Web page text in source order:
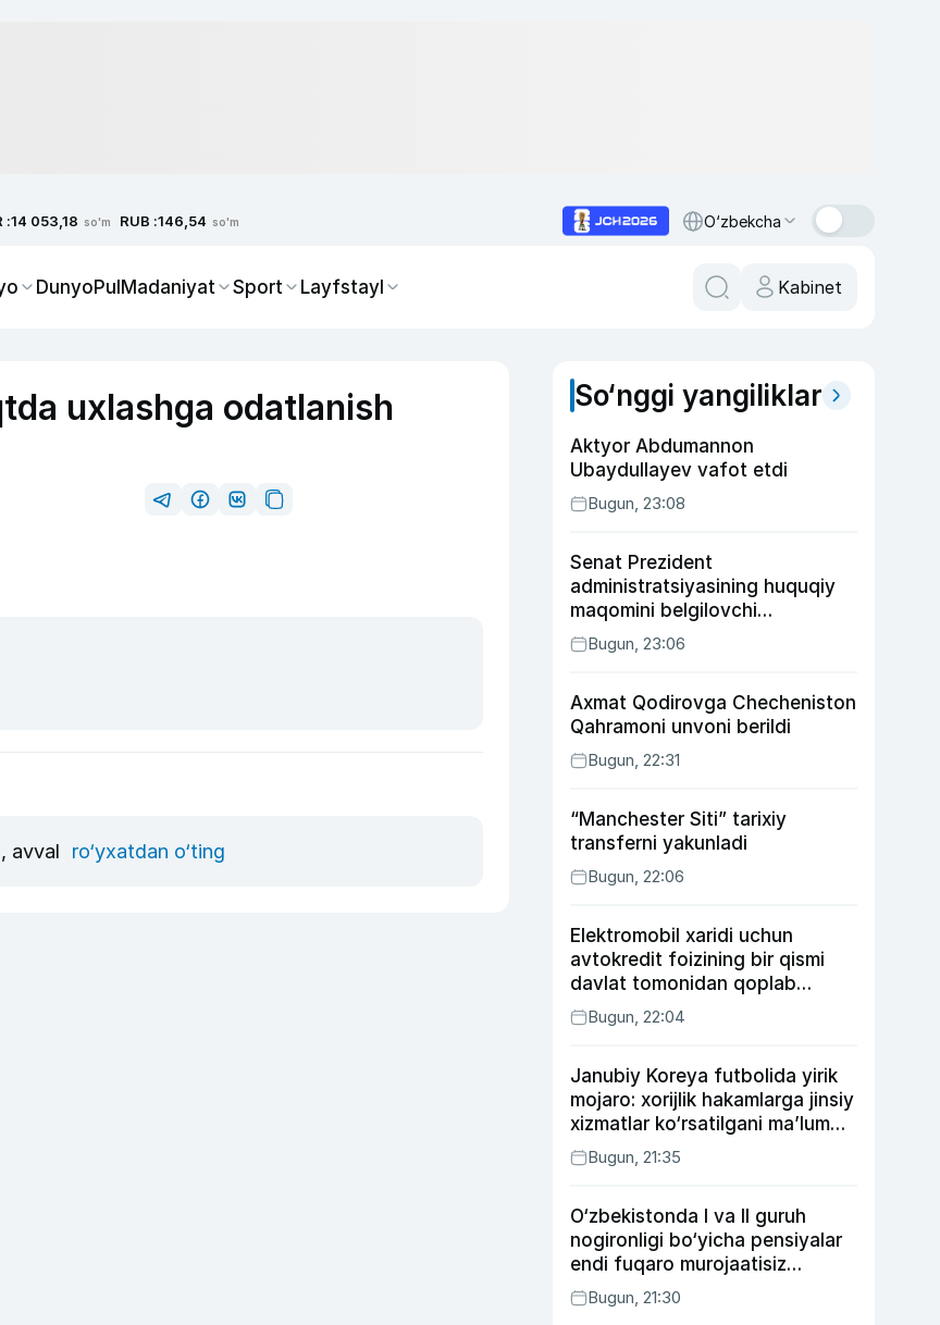
:14 053,18 so'm RUB :146,54 so'm O‘zbekcha
DunyoPulMadaniyat Sport Layfstayl Kabinet
uxlashga odatlanish
avval ro‘yxatdan o‘ting
So‘nggi yangiliklar
Aktyor Abdu­mannon
Ubaydullayev vafot etdi
Bugun, 23:08
Senat Prezident
administratsiyasining huquqiy
maqomini belgilovchi
konstitutsiyaviy qonunni
ma’qulladi
Bugun, 23:06
Axmat Qodirovga Checheniston
Qahramoni unvoni berildi
Bugun, 22:31
“Manchester Siti” tarixiy
transferni yakunladi
Bugun, 22:06
Elektromobil xaridi uchun
avtokredit foizining bir qismi
davlat tomonidan qoplab
berilishi mumkin
Bugun, 22:04
Janubiy Koreya futbolida yirik
mojaro: xorijlik hakamlarga jinsiy
xizmatlar ko‘rsatilgani ma’lum
qilindi
Bugun, 21:35
O‘zbekistonda I va II guruh
nogironligi bo‘yicha pensiyalar
endi fuqaro murojaatisiz
tayinlanishi mumkin
Bugun, 21:30